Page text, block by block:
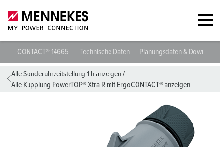
Kupplung PowerTOP® Xtra R mit ErgoCONTACT® 14665
Alle Sonderuhrzeitstellung 1 h anzeigen/
Alle Kupplung PowerTOP® Xtra R mit ErgoCONTACT® anzeigen